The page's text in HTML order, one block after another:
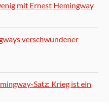
mit Ernest Hemingway
verschwundener
Satz: Krieg ist ein